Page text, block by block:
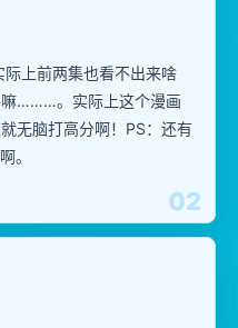
02
上前两集也看不出来啥
嘛………。实际上这个漫画
无脑打高分啊！PS：还有
。